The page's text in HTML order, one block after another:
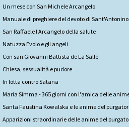
Un mese con San Michele Arcangelo
Manuale di preghiere del devoto di
San Raffaele l'Arcangelo della salute
Natuzza Evolo e gli angeli
Con san Giovanni Battista de La Salle
Chiesa, sessualità e pudore
In lotta contro Satana
Maria Simma - 365 giorni con l'amica delle
Santa Faustina Kowalska e le anime del
Apparizioni straordinarie delle anime del